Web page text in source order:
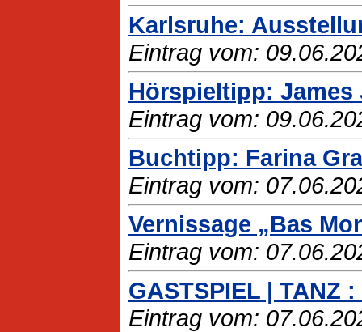
Karlsruhe:
Eintrag vom:
Hörspieltipp: James
Eintrag vom:
Buchtipp: Farina
Eintrag vom:
Vernissage „Bas
Eintrag vom:
GASTSPIEL | TANZ
Eintrag vom: